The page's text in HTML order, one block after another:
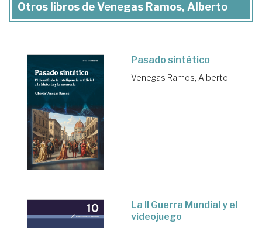
Otros libros de Venegas Ramos, Alberto
Pasado sintético
Venegas Ramos, Alberto
La II Guerra Mundial y el
videojuego